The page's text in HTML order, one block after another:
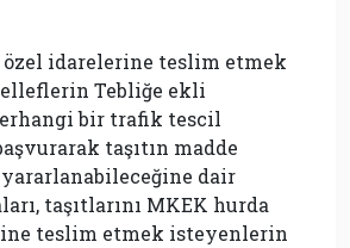
özel idarelerine teslim etmek
Tebliğe ekli
bir trafik tescil
taşıtın madde
dair
taşıtlarını MKEK hurda
teslim etmek isteyenlerin